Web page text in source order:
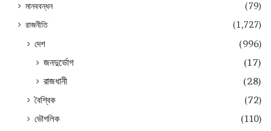
মানববন্ধন
(79)
রাজনীতি
(1,727)
দেশ
(996)
জনদুর্ভোগ
(17)
রাজধানী
(28)
বৈশ্বিক
(72)
ভৌগলিক
(110)